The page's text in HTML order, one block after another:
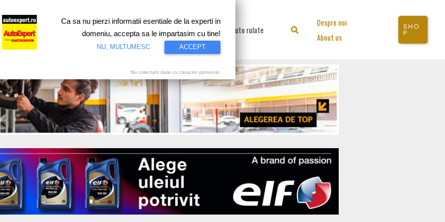
Test drive Motorsport Proiecte speciale Video Auto rulate Search
Despre noi
About us
SHO
P
Ca sa nu pierzi informatii esentiale de la experti in
domeniu, accepta sa le impartasim cu tine!
NU, MULTUMESC ACCEPT
Nu colectam date cu caracter personal.